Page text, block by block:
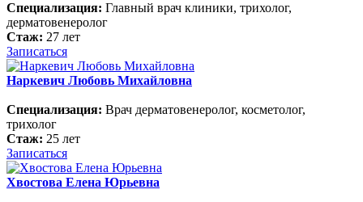
Специализация: Главный врач клиники, трихолог,
дерматовенеролог
Стаж: 27 лет
Записаться
Наркевич Любовь Михайловна
Специализация: Врач дерматовенеролог, косметолог,
трихолог
Стаж: 25 лет
Записаться
Хвостова Елена Юрьевна